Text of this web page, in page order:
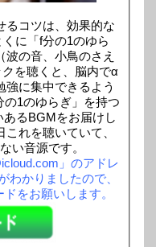
るコツは、効果的な
に「f分の1のゆら
波の音、小鳥のさえ
を聴くと、脳内でα
に集中できるよう
1のゆらぎ」を持つ
るBGMをお届けし
れを聴いていて、
い音源です。
」のアドレ
わかりましたので、
をお願いします。